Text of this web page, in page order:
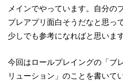
メインでやっています。自分の
プレアプリ面白そうだなと思っ
少しでも参考になればと思います
今回はロールプレイングの「ブ
リューション」のことを書いて